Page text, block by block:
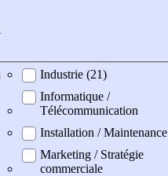
Industrie (21)
Informatique /
Télécommunication
Installation / Maintenance
Marketing / Stratégie
commerciale